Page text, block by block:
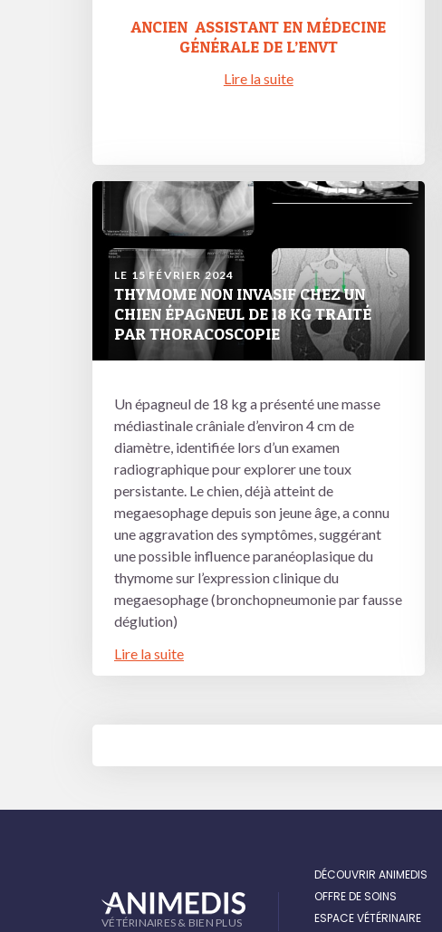
ANCIEN ASSISTANT EN MÉDECINE
GÉNÉRALE DE L’ENVT
Lire la suite
LE 15 FÉVRIER 2024
THYMOME NON INVASIF CHEZ UN
CHIEN ÉPAGNEUL DE 18 KG TRAITÉ
PAR THORACOSCOPIE
Un épagneul de 18 kg a présenté une masse
médiastinale crâniale d’environ 4 cm de
diamètre, identifiée lors d’un examen
radiographique pour explorer une toux
persistante. Le chien, déjà atteint de
megaesophage depuis son jeune âge, a connu
une aggravation des symptômes, suggérant
une possible influence paranéoplasique du
thymome sur l’expression clinique du
megaesophage (bronchopneumonie par fausse
déglution)
Lire la suite
ARTICLES
VÉTÉRINAIRES & BIEN PLUS
DÉCOUVRIR ANIMEDIS
OFFRE DE SOINS
ESPACE VÉTÉRINAIRE